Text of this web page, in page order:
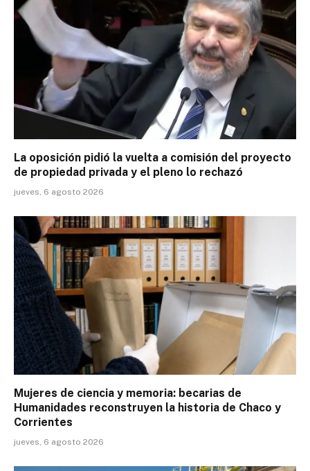
La oposición pidió la vuelta a comisión del proyecto
de propiedad privada y el pleno lo rechazó
jueves, 6 agosto 2026
Mujeres de ciencia y memoria: becarias de
Humanidades reconstruyen la historia de Chaco y
Corrientes
jueves, 6 agosto 2026